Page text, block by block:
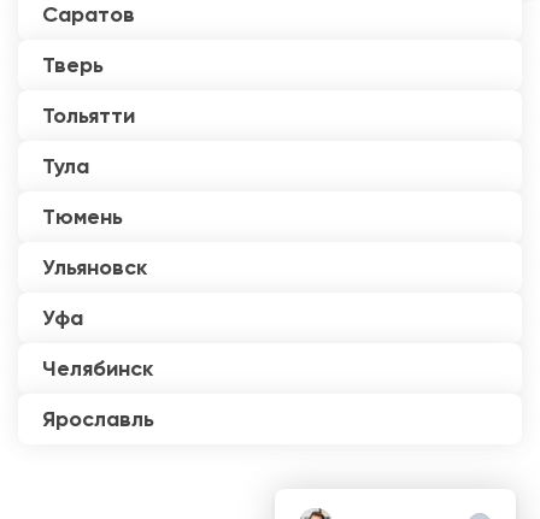
Саратов
Тверь
Тольятти
Тула
Тюмень
Ульяновск
Уфа
Челябинск
Ярославль